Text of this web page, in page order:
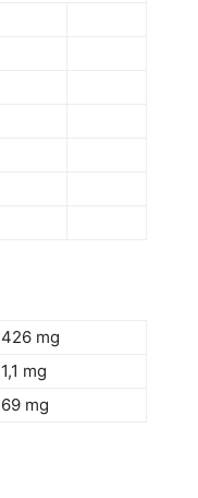
426 mg
1,1 mg
69 mg